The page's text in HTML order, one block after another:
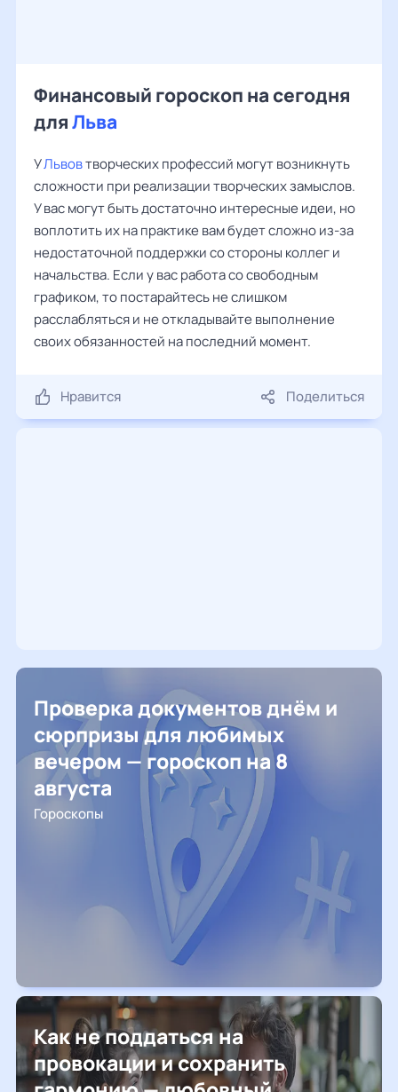
Финансовый гороскоп на сегодня
дляЛьва
УЛьвовтворческих профессий могут возникнуть
сложности при реализации творческих замыслов.
У вас могут быть достаточно интересные идеи, но
воплотить их на практике вам будет сложно из-за
недостаточной поддержки со стороны коллег и
начальства. Если у вас работа со свободным
графиком, то постарайтесь не слишком
расслабляться и не откладывайте выполнение
своих обязанностей на последний момент.
Нравится Поделиться
Проверка документов днём и
сюрпризы для любимых
вечером — гороскоп на 8
августа
Гороскопы
Как не поддаться на
провокации и сохранить